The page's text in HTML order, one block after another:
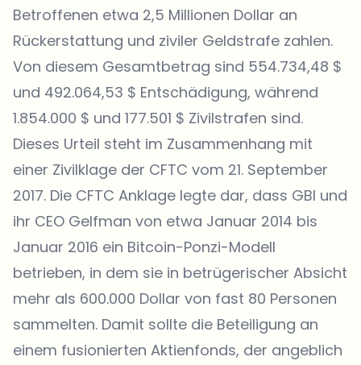
Betroffenen etwa 2,5 Millionen Dollar an
Rückerstattung und ziviler Geldstrafe zahlen.
Von diesem Gesamtbetrag sind 554.734,48 $
und 492.064,53 $ Entschädigung, während
1.854.000 $ und 177.501 $ Zivilstrafen sind.
Dieses Urteil steht im Zusammenhang mit
einer Zivilklage der CFTC vom 21. September
2017. Die CFTC Anklage legte dar, dass GBI und
ihr CEO Gelfman von etwa Januar 2014 bis
Januar 2016 ein Bitcoin-Ponzi-Modell
betrieben, in dem sie in betrügerischer Absicht
mehr als 600.000 Dollar von fast 80 Personen
sammelten. Damit sollte die Beteiligung an
einem fusionierten Aktienfonds, der angeblich